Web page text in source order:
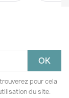
pour cela
du site.